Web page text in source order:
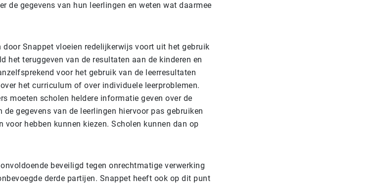
de gegevens van hun leerlingen en weten wat daarmee
door Snappet vloeien redelijkerwijs voort uit het gebruik
het teruggeven van de resultaten aan de kinderen en
voor het gebruik van de leerresultaten
het curriculum of over individuele leerproblemen.
moeten scholen heldere informatie geven over de
de gegevens van de leerlingen hiervoor pas gebruiken
voor hebben kunnen kiezen. Scholen kunnen dan op
beveiligd tegen onrechtmatige verwerking
derde partijen. Snappet heeft ook op dit punt